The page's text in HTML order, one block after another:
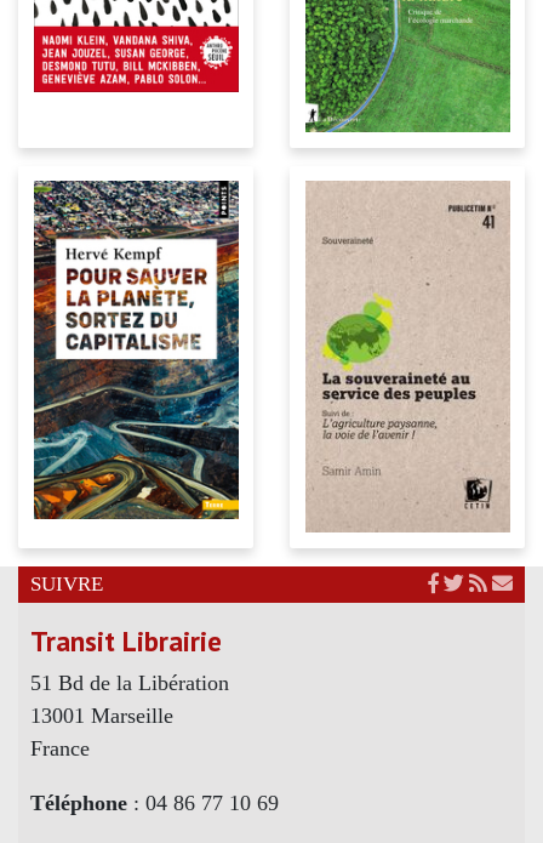
SUIVRE
Transit Librairie
51 Bd de la Libération
13001 Marseille
France
Téléphone : 04 86 77 10 69